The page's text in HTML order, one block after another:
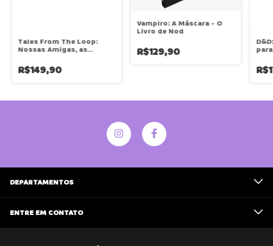
Tales From The Loop:
Nossas Amigas, as
Mistérios
R$149,90
Vampiro: A Máscara - O
Livro de Nod
R$129,90
DEPARTAMENTOS
ENTRE EM CONTATO